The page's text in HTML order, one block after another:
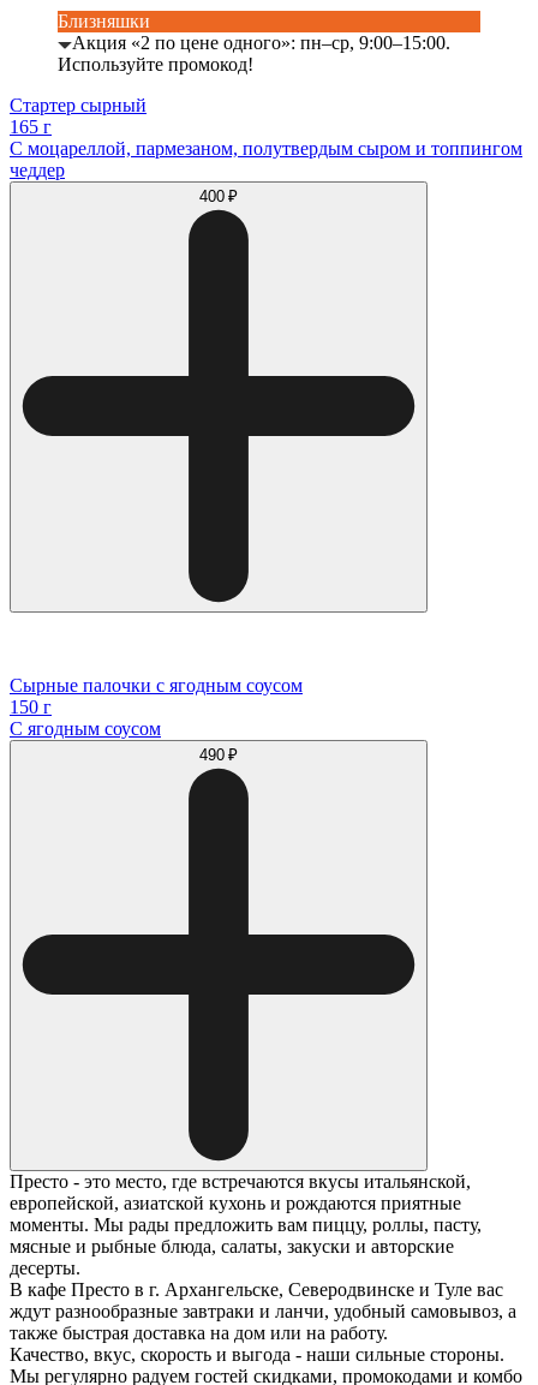
Близняшки
Акция «2 по цене одного»: пн–ср, 9:00–15:00.
Используйте промокод!
Стартер сырный
165 г
С моцареллой, пармезаном, полутвердым сыром и топпингом
чеддер
400 ₽
Сырные палочки с ягодным соусом
150 г
С ягодным соусом
490 ₽
Престо - это место, где встречаются вкусы итальянской,
европейской, азиатской кухонь и рождаются приятные
моменты. Мы рады предложить вам пиццу, роллы, пасту,
мясные и рыбные блюда, салаты, закуски и авторские
десерты.
В кафе Престо в г. Архангельске, Северодвинске и Туле вас
ждут разнообразные завтраки и ланчи, удобный самовывоз, а
также быстрая доставка на дом или на работу.
Качество, вкус, скорость и выгода - наши сильные стороны.
Мы регулярно радуем гостей скидками, промокодами и комбо